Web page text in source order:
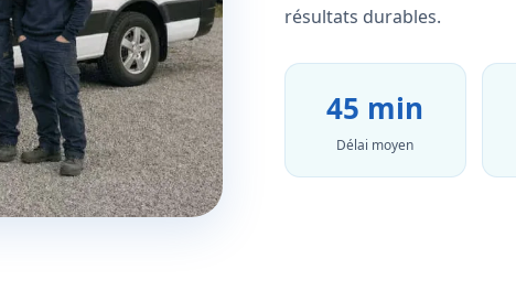
résultats durables.
45 min
Délai moyen